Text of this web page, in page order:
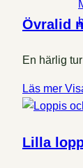
Övralid
En härlig
Läs mer
Lilla